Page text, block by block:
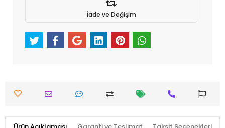
İade ve Değişim